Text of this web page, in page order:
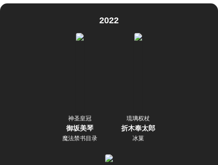
2022
神圣皇冠
御坂美琴
魔法禁书目录
琉璃权杖
折木奉太郎
冰菓